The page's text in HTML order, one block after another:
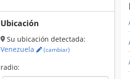
Ubicación
Su ubicación detectada:
Venezuela
(cambiar)
radio: